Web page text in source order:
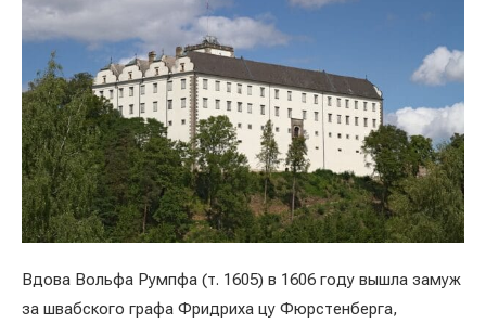
Вдова Вольфа Румпфа (т. 1605) в 1606 году вышла замуж
за швабского графа Фридриха цу Фюрстенберга,